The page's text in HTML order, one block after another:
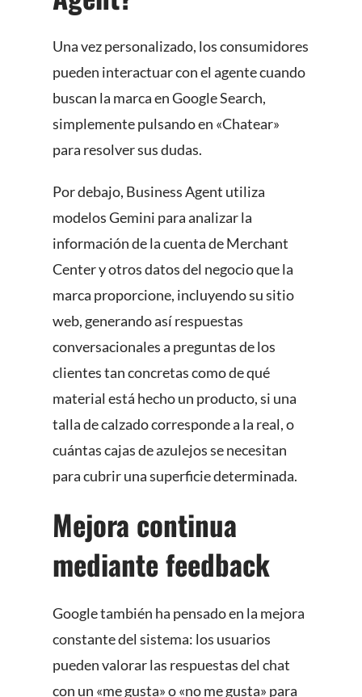
Una vez personalizado, los consumidores
pueden interactuar con el agente cuando
buscan la marca en Google Search,
simplemente pulsando en «Chatear»
para resolver sus dudas.
Por debajo, Business Agent utiliza
modelos Gemini para analizar la
información de la cuenta de Merchant
Center y otros datos del negocio que la
marca proporcione, incluyendo su sitio
web, generando así respuestas
conversacionales a preguntas de los
clientes tan concretas como de qué
material está hecho un producto, si una
talla de calzado corresponde a la real, o
cuántas cajas de azulejos se necesitan
para cubrir una superficie determinada.
Mejora continua
mediante feedback
Google también ha pensado en la mejora
constante del sistema: los usuarios
pueden valorar las respuestas del chat
con un «me gusta» o «no me gusta» para